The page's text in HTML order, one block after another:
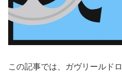
この記事では、ガヴリールド